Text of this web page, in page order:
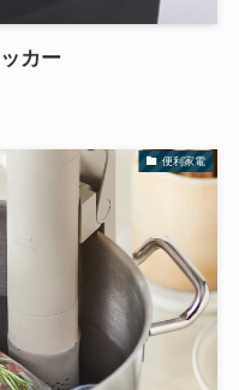
カー
便利家電